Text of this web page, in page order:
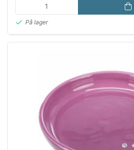
På lager